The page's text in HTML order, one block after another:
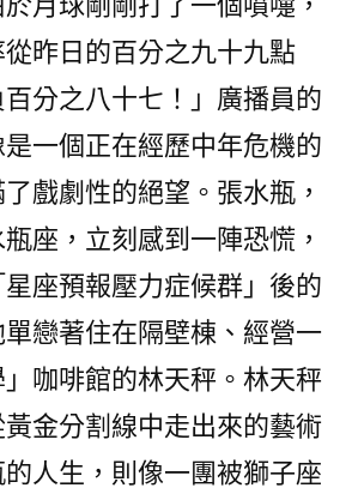
昨日的百分之九十九點
分之八十七！」廣播員的
一個正在經歷中年危機的
戲劇性的絕望。張水瓶，
座，立刻感到一陣恐慌，
座預報壓力症候群」後的
戀著住在隔壁棟、經營一
咖啡館的林天秤。林天秤
金分割線中走出來的藝術
人生，則像一團被獅子座